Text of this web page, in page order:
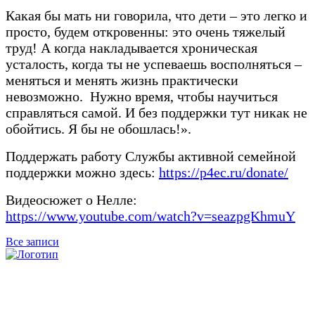
Какая бы мать ни говорила, что дети – это легко и
просто, будем откровенны: это очень тяжелый
труд! А когда накладывается хроническая
усталость, когда ты не успеваешь восполняться –
меняться и менять жизнь практически
невозможно. Нужно время, чтобы научиться
справляться самой. И без поддержки тут никак не
обойтись. Я бы не обошлась!».
Поддержать работу Службы активной семейной
поддержки можно здесь: https://p4ec.ru/donate/
Видеосюжет о Нелле:
https://www.youtube.com/watch?v=seazpgKhmuY
Все записи